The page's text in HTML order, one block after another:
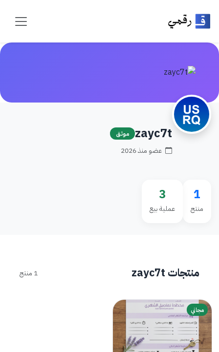
zayc7t موثق
عضو منذ 2026
1
منتج
3
عملية بيع
منتجات zayc7t 1 منتج
مجاني